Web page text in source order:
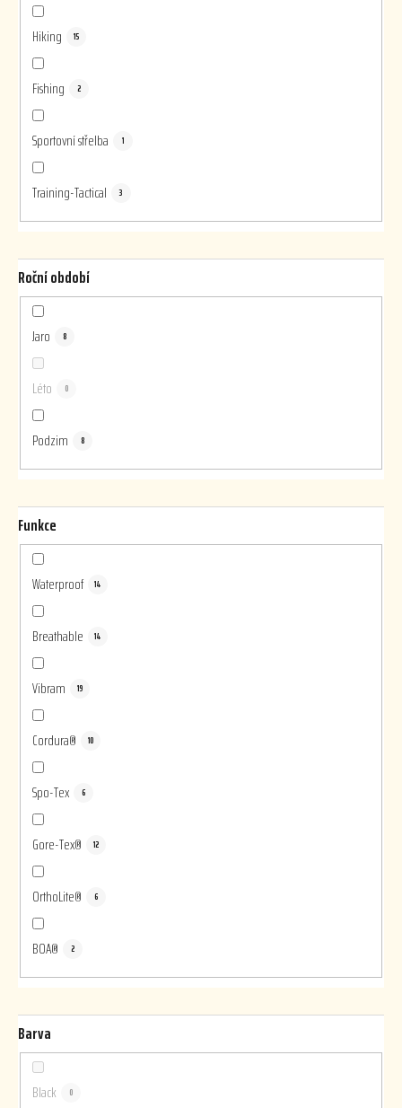
Hiking 15
Fishing 2
Sportovní střelba 1
Training-Tactical 3
Roční období
Jaro 8
Léto 0
Podzim 8
Funkce
Waterproof 14
Breathable 14
Vibram 19
Cordura® 10
Spo-Tex 6
Gore-Tex® 12
OrthoLite® 6
BOA® 2
Barva
Black 0